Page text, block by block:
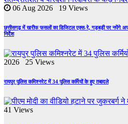
06 Aug 2026 19 Views
छत्तीसगढ़ में खरीफ फसलों का डिजिटल एक्स-रे, गड़बड़ी पर नपेंगे
निर्देश
2026 25 Views
रायपुर पुलिस कमिश्नरेट में 34 पुलिस कर्मियों के हुए तबादले
41 Views